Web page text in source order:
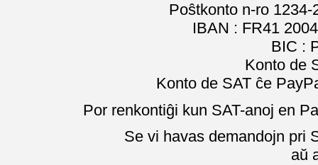
Poŝtkonto n-ro
IBAN : FR41
BIC :
Konto de
Konto de SAT ĉe
Por renkontiĝi kun SAT-anoj en
Se vi havas demandojn pri
aŭ